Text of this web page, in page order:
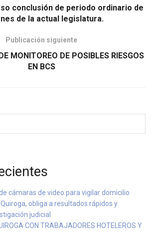
conclusión de periodo ordinario de
de la actual legislatura.
Publicación siguiente
MONITOREO DE POSIBLES RIESGOS
EN BCS
cámaras de video para vigilar domicilio
obliga a resultados rápidos y
judicial
CON TRABAJADORES HOTELEROS Y